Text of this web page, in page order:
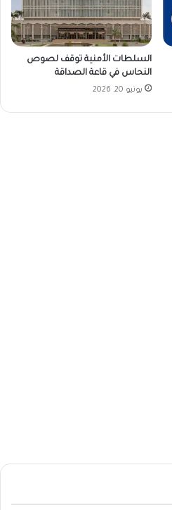
السلطات الأمنية توقف لصوص
النحاس في قاعة الصداقة
يونيو 20, 2026